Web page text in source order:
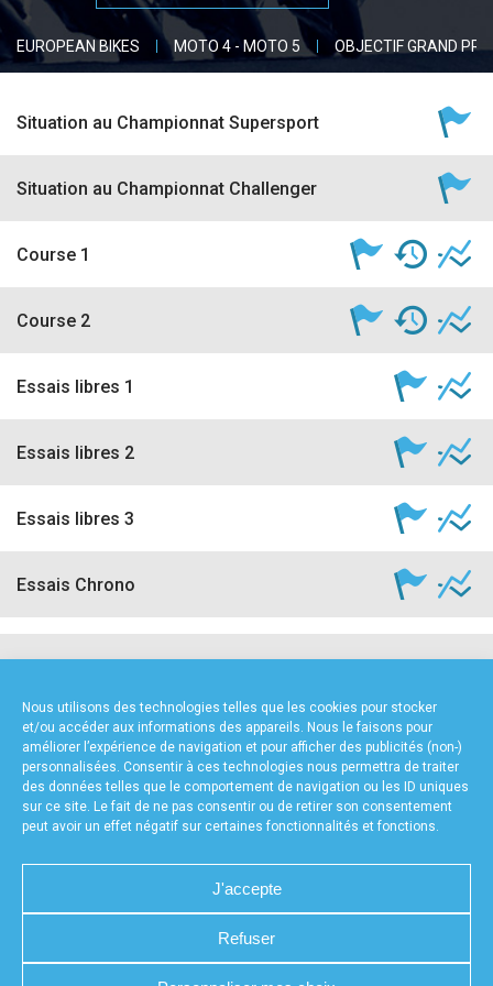
Nous utilisons des technologies telles que les cookies pour stocker
et/ou accéder aux informations des appareils. Nous le faisons pour
améliorer l’expérience de navigation et pour afficher des publicités (non-)
personnalisées. Consentir à ces technologies nous permettra de traiter
des données telles que le comportement de navigation ou les ID uniques
sur ce site. Le fait de ne pas consentir ou de retirer son consentement
peut avoir un effet négatif sur certaines fonctionnalités et fonctions.
J'accepte
Refuser
accéder à la billetterie
EUROPEAN BIKES MOTO 4 - MOTO 5 OBJECTIF GRAND PRIX
Situation au Championnat Supersport
Situation au Championnat Challenger
Course 1
Course 2
Essais libres 1
Essais libres 2
Essais libres 3
Essais Chrono